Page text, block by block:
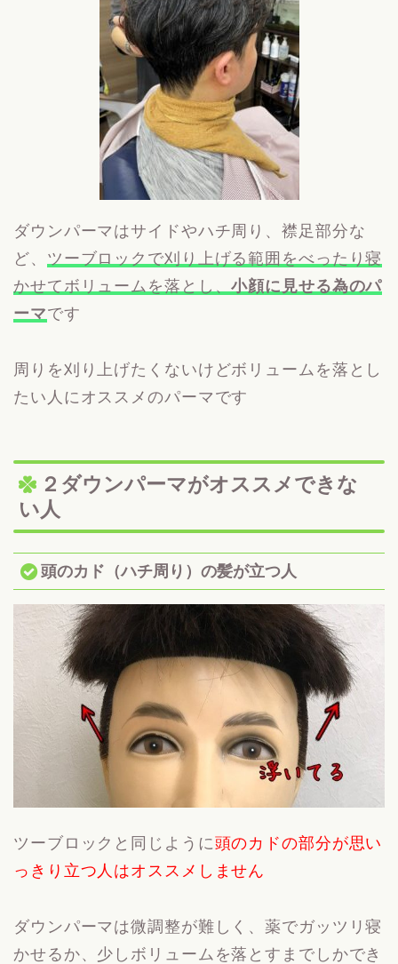
ダウンパーマはサイドやハチ周り、襟足部分な
ど、 ツーブロックで刈り上げる範囲をべったり寝
かせてボリュームを落とし、小顔に見せる為のパ
ーマです
周りを刈り上げたくないけどボリュームを落とし
たい人にオススメのパーマです
２ダウンパーマがオススメできな
い人
頭のカド（ハチ周り）の髪が立つ人
ツーブロックと同じように頭のカドの部分が思い
っきり立つ人はオススメしません
ダウンパーマは微調整が難しく、薬でガッツリ寝
かせるか、少しボリュームを落とすまでしかでき